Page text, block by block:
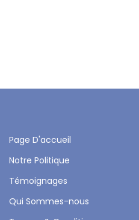
Page D'accueil
Notre Politique
Témoignages
Qui Sommes-nous